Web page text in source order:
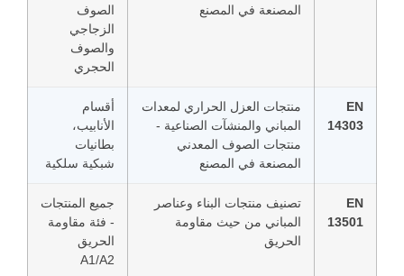
المصنعة في المصنع
الصوف
الزجاجي
والصوف
الحجري
14303
منتجات العزل الحراري لمعدات
المباني والمنشآت الصناعية -
منتجات الصوف المعدني
المصنعة في المصنع
أقسام
الأنابيب،
بطانيات
شبكية سلكية
13501
تصنيف منتجات البناء وعناصر
المباني من حيث مقاومة
الحريق
جميع المنتجات
- فئة مقاومة
الحريق
A1/A2